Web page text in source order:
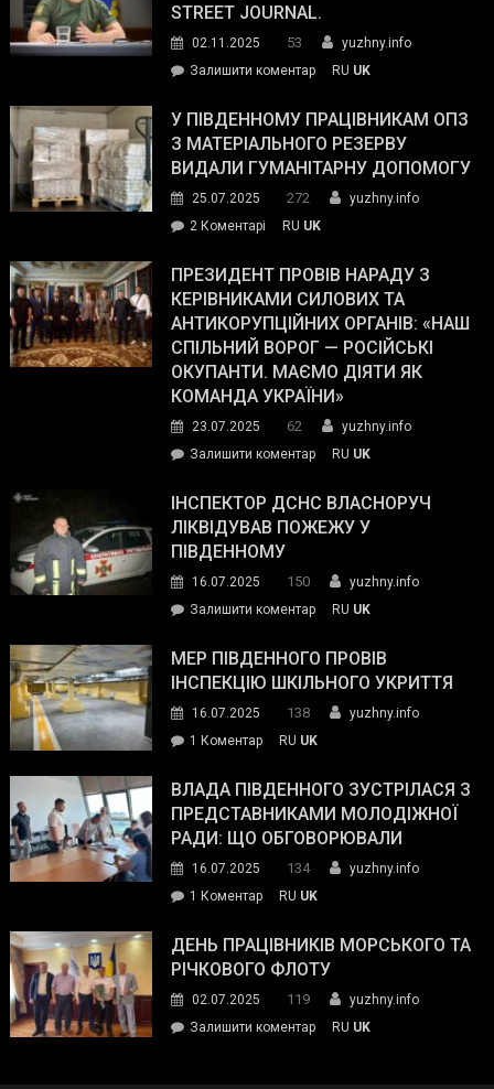
STREET JOURNAL.
02.11.2025 53
yuzhny.info
Залишити коментарon
завойовує
симпатії
виборців
The
Street
Journal.
RU UK
У ПІВДЕННОМУ ПРАЦІВНИКАМ ОПЗ
З МАТЕРІАЛЬНОГО РЕЗЕРВУ
ВИДАЛИ ГУМАНІТАРНУ ДОПОМОГУ
25.07.2025 272
yuzhny.info
2 Коментарі
Південному
працівникам
ОПЗ
з
матеріального
резерву
гуманітарну
допомогу
RU UK
ПРЕЗИДЕНТ ПРОВІВ НАРАДУ З
КЕРІВНИКАМИ СИЛОВИХ ТА
АНТИКОРУПЦІЙНИХ ОРГАНІВ: «НАШ
СПІЛЬНИЙ ВОРОГ — РОСІЙСЬКІ
ОКУПАНТИ. МАЄМО ДІЯТИ ЯК
КОМАНДА УКРАЇНИ»
23.07.2025 62
yuzhny.info
Залишити коментарon
провів
нараду
силових
та
органів:
«Наш
спільний
окупанти.
Маємо
діяти
команда
RU UK
ІНСПЕКТОР ДСНС ВЛАСНОРУЧ
ЛІКВІДУВАВ ПОЖЕЖУ У
ПІВДЕННОМУ
16.07.2025 150
yuzhny.info
Залишити коментарon
ДСНС
власноруч
пожежу
у
RU UK
МЕР ПІВДЕННОГО ПРОВІВ
ІНСПЕКЦІЮ ШКІЛЬНОГО УКРИТТЯ
16.07.2025 138
yuzhny.info
1 Коментардо
Південного
провів
інспекцію
укриття
RU UK
ВЛАДА ПІВДЕННОГО ЗУСТРІЛАСЯ З
ПРЕДСТАВНИКАМИ МОЛОДІЖНОЇ
РАДИ: ЩО ОБГОВОРЮВАЛИ
16.07.2025 134
yuzhny.info
1 Коментардо
Південного
зустрілася
представниками
молодіжної
RU UK
ДЕНЬ ПРАЦІВНИКІВ МОРСЬКОГО ТА
РІЧКОВОГО ФЛОТУ
02.07.2025 119
yuzhny.info
Залишити коментарon
RU UK